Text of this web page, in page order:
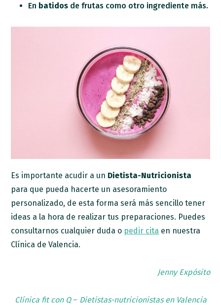
En batidos de frutas como otro ingrediente más.
Es importante acudir a un Dietista-Nutricionista
para que pueda hacerte un asesoramiento
personalizado, de esta forma será más sencillo tener
ideas a la hora de realizar tus preparaciones. Puedes
consultarnos cualquier duda o pedir cita en nuestra
Clínica de Valencia.
Jenny Expósito
Clínica fit con Q– Dietistas-nutricionistas en Valencia